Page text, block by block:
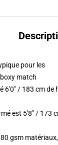
pour les
match
6'0" / 183 cm de
est 5'8" / 173
gsm